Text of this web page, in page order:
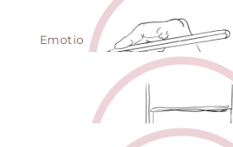
EINZIGARTIG
Emotionsschmuck mit
Jede Gravur mit
- einzigartig